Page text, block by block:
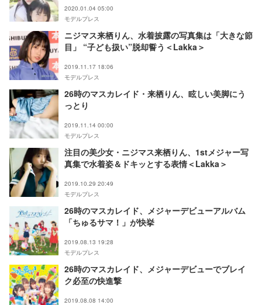
2020.01.04 05:00
モデルプレス
ニジマス来栖りん、水着披露の写真集は「大きな節
目」 “子ども扱い”脱却誓う＜Lakka＞
2019.11.17 18:06
モデルプレス
26時のマスカレイド・来栖りん、眩しい美脚にう
っとり
2019.11.14 00:00
モデルプレス
注目の美少女・ニジマス来栖りん、1stメジャー写
真集で水着姿＆ドキッとする表情＜Lakka＞
2019.10.29 20:49
モデルプレス
26時のマスカレイド、メジャーデビューアルバム
「ちゅるサマ！」が快挙
2019.08.13 19:28
モデルプレス
26時のマスカレイド、メジャーデビューでブレイ
ク必至の快進撃
2019.08.08 14:00